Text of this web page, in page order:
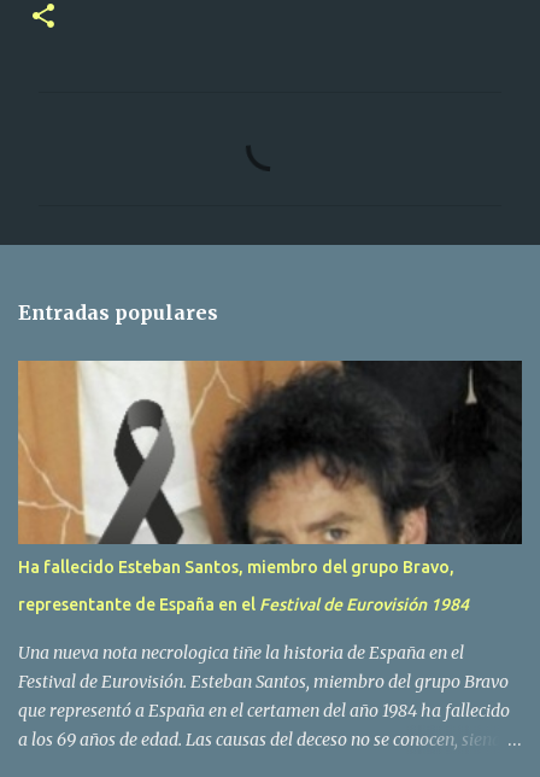
r
s
Entradas populares
Ha fallecido Esteban Santos, miembro del grupo Bravo,
representante de España en el Festival de Eurovisión 1984
Una nueva nota necrologica tiñe la historia de España en el
Festival de Eurovisión. Esteban Santos, miembro del grupo Bravo
que representó a España en el certamen del año 1984 ha fallecido
a los 69 años de edad. Las causas del deceso no se conocen, siendo